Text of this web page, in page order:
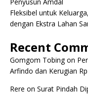
Fleksibel untuk
dengan Ekstra Lahan
Recent
Gomgom Tobingon
Arfindo dan Kerugian
Rere on Surat Pindah